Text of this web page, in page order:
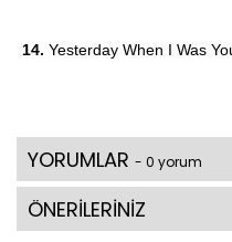
14. Yesterday When I Was
YORUMLAR - 0 yorum
ÖNERİLERİNİZ